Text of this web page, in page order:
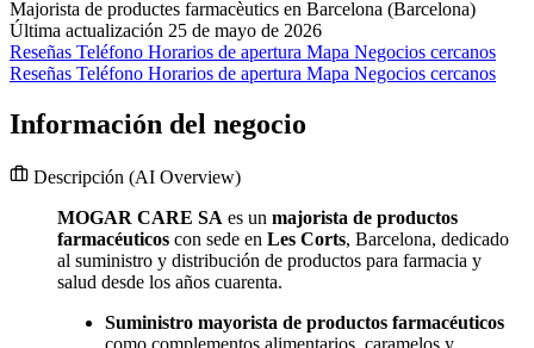
Majorista de productes farmacèutics en Barcelona (Barcelona)
Última actualización 25 de mayo de 2026
Reseñas Teléfono Horarios de apertura Mapa Negocios cercanos
Reseñas Teléfono Horarios de apertura Mapa Negocios cercanos
Información del negocio
Descripción (AI Overview)
MOGAR CARE SA es un majorista de productos
farmacéuticos con sede en Les Corts, Barcelona, dedicado
al suministro y distribución de productos para farmacia y
salud desde los años cuarenta.
Suministro mayorista de productos farmacéuticos
como complementos alimentarios, caramelos y